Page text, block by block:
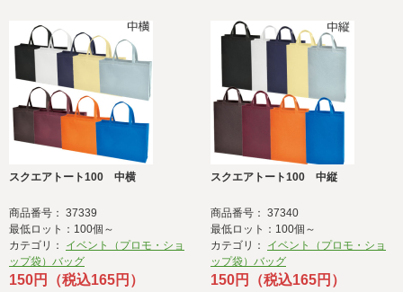
スクエアトート100 中横
商品番号： 37339
最低ロット：100個～
カテゴリ： イベント（プロモ・ショ
ップ袋）バッグ
150円（税込165円）
スクエアトート100 中縦
商品番号： 37340
最低ロット：100個～
カテゴリ： イベント（プロモ・ショ
ップ袋）バッグ
150円（税込165円）